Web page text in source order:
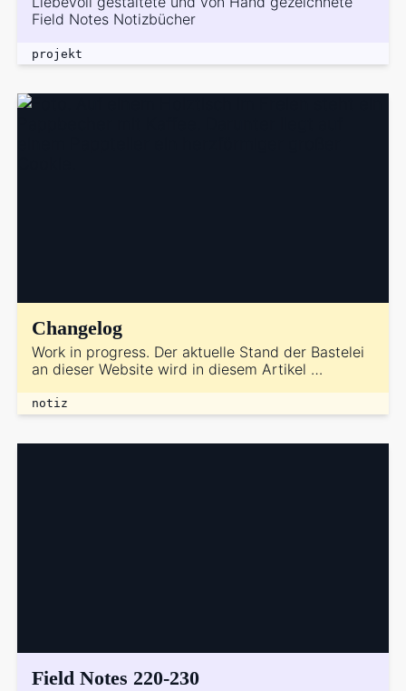
Field Notes Notizbücher
projekt
Changelog
Work in progress. Der aktuelle Stand der Bastelei
an dieser Website wird in diesem Artikel …
notiz
Field Notes 220-230